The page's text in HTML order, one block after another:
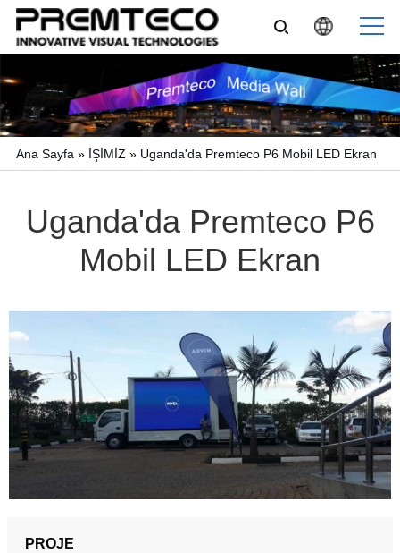
Ana Sayfa » İŞİMİZ » Uganda'da Premteco P6 Mobil LED Ekran
Uganda'da Premteco P6
Mobil LED Ekran
PROJE